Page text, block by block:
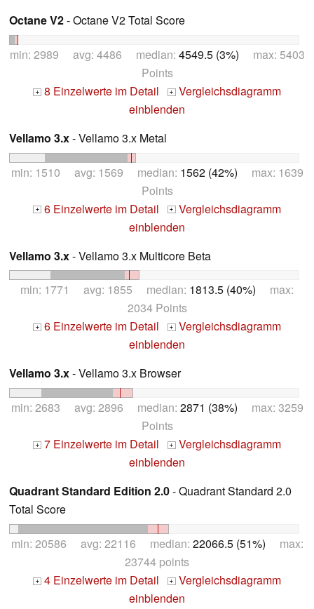
Octane V2- Octane V2 Total Score
min: 2989 avg: 4486 median: 4549.5 (3%) max: 5403
Points
+ 8 Einzelwerte im Detail + Vergleichsdiagramm
einblenden
Vellamo 3.x- Vellamo 3.x Metal
min: 1510 avg: 1569 median: 1562 (42%) max: 1639
Points
+ 6 Einzelwerte im Detail + Vergleichsdiagramm
einblenden
Vellamo 3.x- Vellamo 3.x Multicore Beta
min: 1771 avg: 1855 median: 1813.5 (40%) max:
2034 Points
+ 6 Einzelwerte im Detail + Vergleichsdiagramm
einblenden
Vellamo 3.x- Vellamo 3.x Browser
min: 2683 avg: 2896 median: 2871 (38%) max: 3259
Points
+ 7 Einzelwerte im Detail + Vergleichsdiagramm
einblenden
Quadrant Standard Edition 2.0- Quadrant Standard 2.0
Total Score
min: 20586 avg: 22116 median: 22066.5 (51%) max:
23744 points
+ 4 Einzelwerte im Detail + Vergleichsdiagramm
einblenden